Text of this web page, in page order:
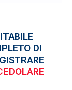
DI